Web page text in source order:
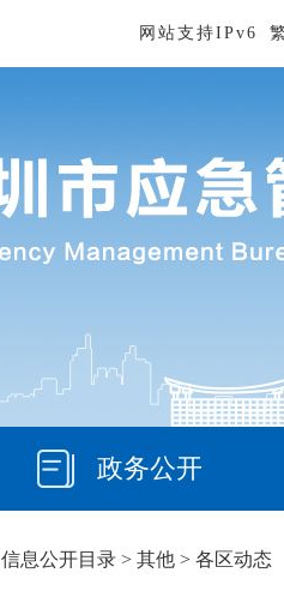
网站支持IPv6
政务公开
信息公开目录 > 其他 > 各区动态